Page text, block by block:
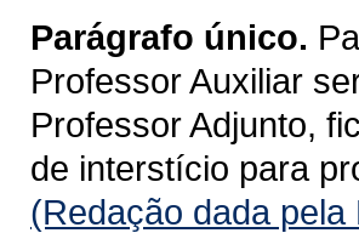
Parágrafo único.
Professor Auxiliar
Professor Adjunto,
de interstício para
(Redação dada